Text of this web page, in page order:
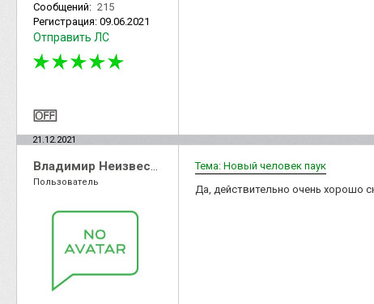
Сообщений: 215
Регистрация: 09.06.2021
Отправить ЛС
21.12.2021
Пользователь
Тема: Новый человек паук
Да, действительно очень хорошо